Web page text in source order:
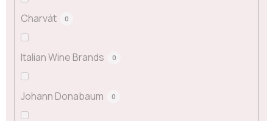
Charvát 0
Italian Wine Brands 0
Johann Donabaum 0